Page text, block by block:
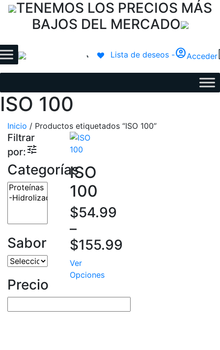
TENEMOS LOS PRECIOS MÁS
BAJOS DEL MERCADO
Lista de deseos -account_circleAcceder
ISO 100
Inicio / Productos etiquetados “ISO 100”
Filtrar
por:tune
Categorías
Sabor
Precio
ISO
100
$54.99
–
$155.99
Ver
Opciones